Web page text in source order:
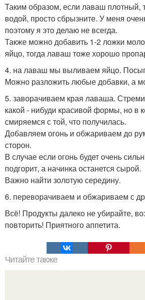
Таким образом, если лаваш плотный,
водой, просто сбрызните. У меня
поэтому я это делаю не всегда.
Также можно добавить 1-2 ложки
яйцо, тогда лаваш тоже хорошо
4. на лаваш мы выливаем яйцо.
Можно разложить любые добавки, а
5. заворачиваем края лаваша.
какой - нибуди красивой формы, но в
смиряемся с той, что получилась.
Добавляем огонь и обжариваем до
сторон.
В случае если огонь будет очень
подгорит, а начинка останется сырой.
Важно найти золотую середину.
6. переворачиваем и обжариваем с
Всё! Продукты далеко не убирайте,
повторить! Приятного аппетита.
Читайте также